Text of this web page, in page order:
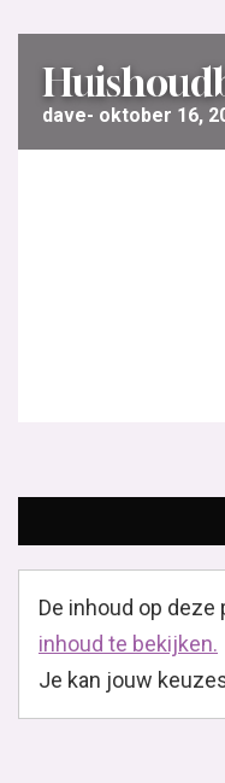
dave oktober 16,
De inhoud op
inhoud te bekijken.
Je kan jouw